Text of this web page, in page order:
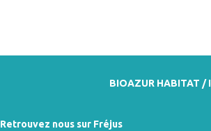
BIOAZUR HABITAT /
Retrouvez nous sur Fréjus